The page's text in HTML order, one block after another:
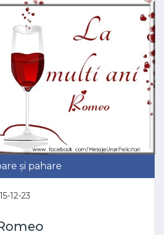
și pahare
12-23